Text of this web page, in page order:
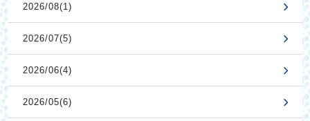
2026/08(1)
2026/07(5)
2026/06(4)
2026/05(6)